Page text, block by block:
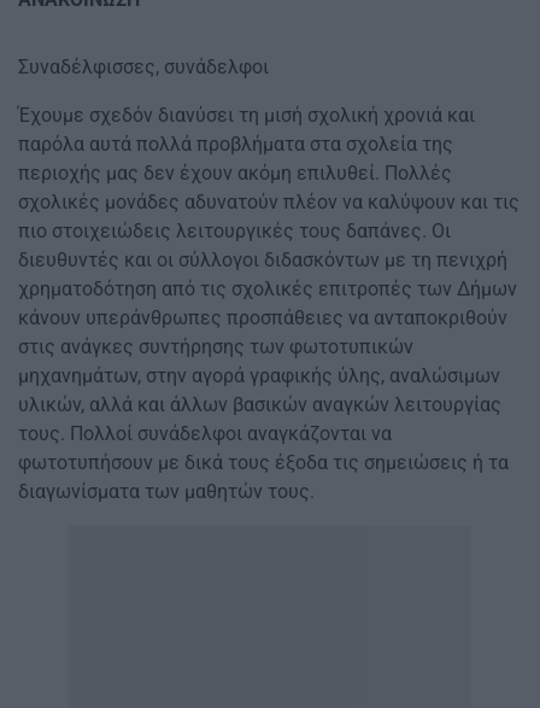
Συναδέλφισσες, συνάδελφοι
Έχουμε σχεδόν διανύσει τη μισή σχολική χρονιά και
παρόλα αυτά πολλά προβλήματα στα σχολεία της
περιοχής μας δεν έχουν ακόμη επιλυθεί. Πολλές
σχολικές μονάδες αδυνατούν πλέον να καλύψουν και τις
πιο στοιχειώδεις λειτουργικές τους δαπάνες. Οι
διευθυντές και οι σύλλογοι διδασκόντων με τη πενιχρή
χρηματοδότηση από τις σχολικές επιτροπές των Δήμων
κάνουν υπεράνθρωπες προσπάθειες να ανταποκριθούν
στις ανάγκες συντήρησης των φωτοτυπικών
μηχανημάτων, στην αγορά γραφικής ύλης, αναλώσιμων
υλικών, αλλά και άλλων βασικών αναγκών λειτουργίας
τους. Πολλοί συνάδελφοι αναγκάζονται να
φωτοτυπήσουν με δικά τους έξοδα τις σημειώσεις ή τα
διαγωνίσματα των μαθητών τους.